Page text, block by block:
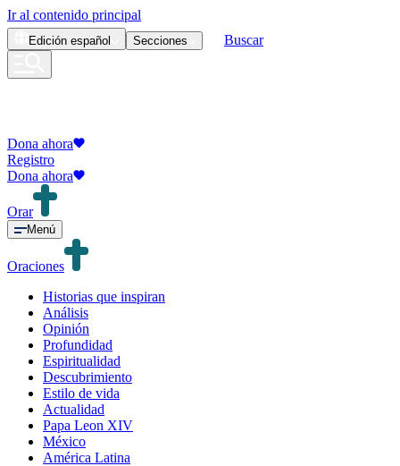
Ir al contenido principal
Edición español Secciones Buscar
Dona ahora
Registro
Dona ahora
Orar
Menú
Oraciones
Historias que inspiran
Análisis
Opinión
Profundidad
Espiritualidad
Descubrimiento
Estilo de vida
Actualidad
Papa Leon XIV
México
América Latina